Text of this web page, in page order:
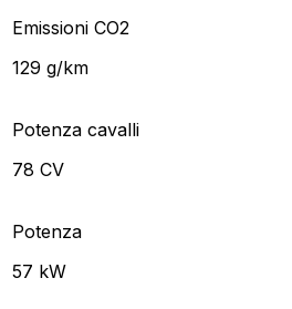
Emissioni CO2
129 g/km
Potenza cavalli
78 CV
Potenza
57 kW